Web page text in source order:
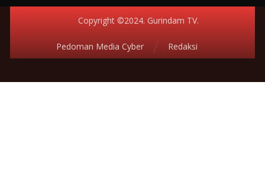
Copyright ©2024. Gurindam TV.
Redaksi
Pedoman Media Cyber